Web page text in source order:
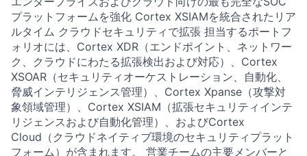
プラットフォームを強化 Cortex XSIAMを統合されたリア
ルタイム クラウドセキュリティで拡張 担当するポートフ
ォリオには、Cortex XDR（エンドポイント、ネットワー
ク、クラウドにわたる拡張検出および対応）、Cortex
XSOAR（セキュリティオーケストレーション、自動化、
脅威インテリジェンス管理）、Cortex Xpanse（攻撃対
象領域管理）、Cortex XSIAM（拡張セキュリティインテ
リジェンスおよび自動化管理）、およびCortex
Cloud（クラウドネイティブ環境のセキュリティプラット
フォーム）が含まれます。 営業チームの主要メンバーと